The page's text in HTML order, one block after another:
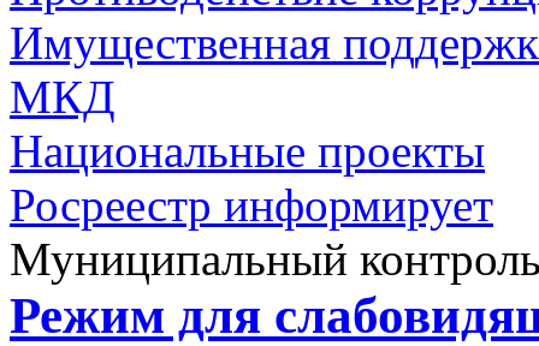
Имущественная
МКД
Национальные проекты
Росреестр информирует
Муниципальный
Режим для